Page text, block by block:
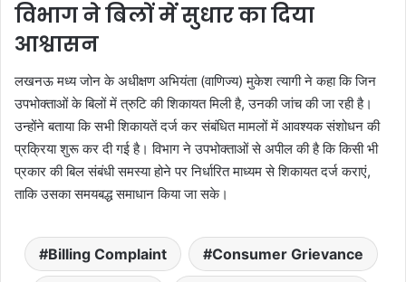
विभाग ने बिलों में सुधार का दिया
आश्वासन
लखनऊ मध्य जोन के अधीक्षण अभियंता (वाणिज्य) मुकेश त्यागी ने कहा कि जिन
उपभोक्ताओं के बिलों में त्रुटि की शिकायत मिली है, उनकी जांच की जा रही है।
उन्होंने बताया कि सभी शिकायतें दर्ज कर संबंधित मामलों में आवश्यक संशोधन की
प्रक्रिया शुरू कर दी गई है। विभाग ने उपभोक्ताओं से अपील की है कि किसी भी
प्रकार की बिल संबंधी समस्या होने पर निर्धारित माध्यम से शिकायत दर्ज कराएं,
ताकि उसका समयबद्ध समाधान किया जा सके।
Billing Complaint Consumer Grievance